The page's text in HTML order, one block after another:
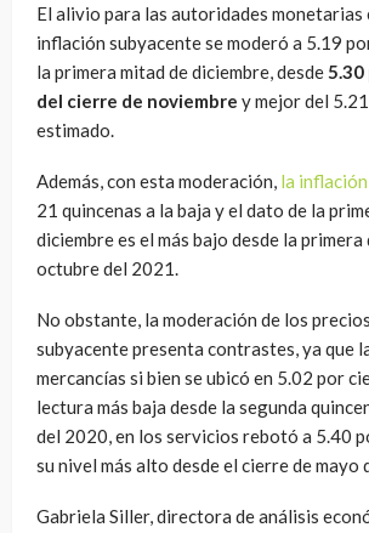
El alivio para las autoridades monetarias
inflación subyacente se moderó a 5.19
la primera mitad de diciembre, desde5.30
del cierre de noviembre y mejor del
estimado.
Además, con esta moderación, la
21 quincenas a la baja y el dato de la
diciembre es el más bajo desde la primera
octubre del 2021.
No obstante, la moderación de los
subyacente presenta contrastes, ya que
mercancías si bien se ubicó en 5.02 por
lectura más baja desde la segunda
del 2020, en los servicios rebotó a 5.40
su nivel más alto desde el cierre de mayo
Gabriela Siller, directora de análisis